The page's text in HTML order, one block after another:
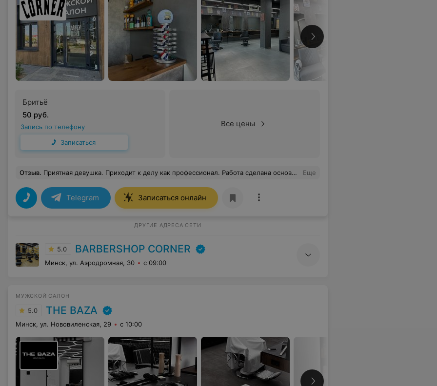
Бритьё
50 руб.
Запись по телефону
Записаться
Все цены
Отзыв. Приятная девушка. Приходит к делу как профессионал. Работа сделана основательно и на совесть Еще
Telegram Записаться онлайн
ДРУГИЕ АДРЕСА СЕТИ
5.0 BARBERSHOP CORNER
Минск, ул. Аэродромная, 30 с 09:00
МУЖСКОЙ САЛОН
5.0 THE BAZA
Минск, ул. Нововиленская, 29 с 10:00